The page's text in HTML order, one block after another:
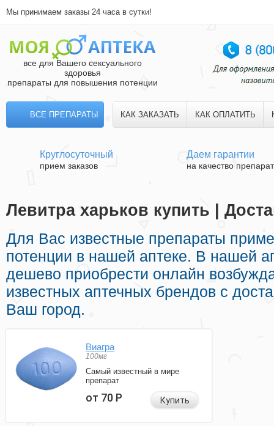
Мы принимаем заказы 24 часа в сутки!
все для Вашего сексуального
здоровья
препараты для повышения потенции
ВСЕ ПРЕПАРАТЫ КАК ЗАКАЗАТЬ КАК ОПЛАТИТЬ
Круглосуточный
прием заказов
Даем гарантии
на качество
Левитра харьков купить |
Для Вас известные препараты
потенции в нашей аптеке. В нашей
дешево приобрести онлайн
известных аптечных брендов с
Ваш город.
Виагра
100мг
Самый известный в мире
препарат
от 70Р Купить